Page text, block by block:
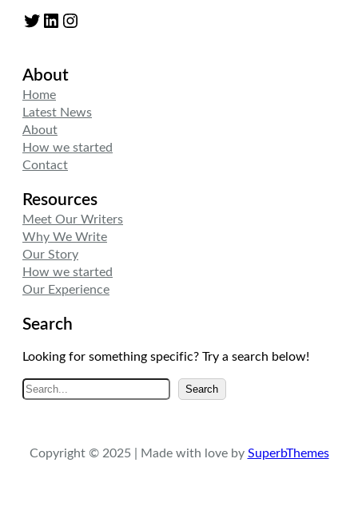
Twitter LinkedIn Instagram
About
Home
Latest News
About
How we started
Contact
Resources
Meet Our Writers
Why We Write
Our Story
How we started
Our Experience
Search
Looking for something specific? Try a search below!
A
r
Search
Copyright © 2025 | Made with love by SuperbThemes